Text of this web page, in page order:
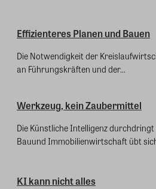
Effizienteres Planen und Bauen
Die Notwendigkeit der
an Führungskräften und der...
Werkzeug, kein Zaubermittel
Die Künstliche Intelligenz durchdringt
Bauund Immobilienwirtschaft übt
KI kann nicht alles